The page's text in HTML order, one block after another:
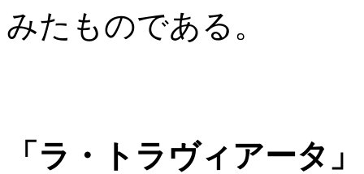
みたものである。
「ラ・トラヴィアータ